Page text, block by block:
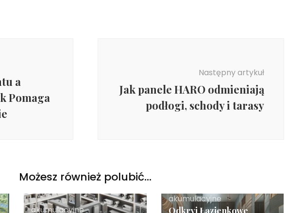
a
Pomaga
Następny artykuł
Jak panele HARO odmieniają
podłogi, schody i tarasy
Możesz również polubić…
akumulacyjne
akumulacyjne
Odkryj Łazienkowe